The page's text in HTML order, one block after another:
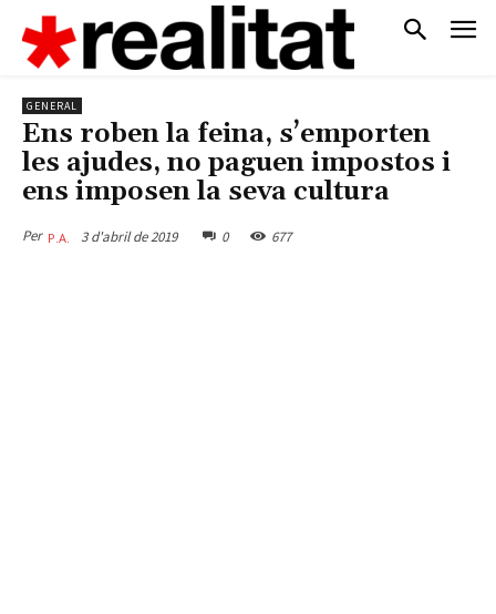
GENERAL
Ens roben la feina, s’emporten
les ajudes, no paguen impostos i
ens imposen la seva cultura
Per P.A. 3 d'abril de 2019 0 677